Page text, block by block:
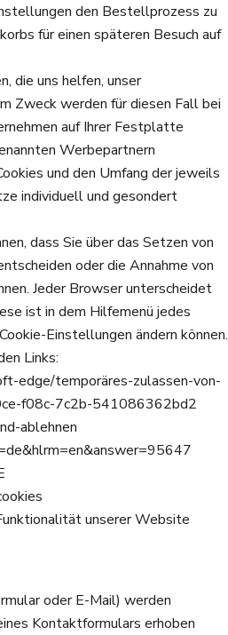
den Bestellprozess zu
für einen späteren Besuch auf
die uns helfen, unser
Zweck werden für diesen Fall bei
auf Ihrer Festplatte
Werbepartnern
und den Umfang der jeweils
individuell und gesondert
dass Sie über das Setzen von
oder die Annahme von
Jeder Browser unterscheidet
ist in dem Hilfemenü jedes
Einstellungen ändern können.
Links:
edge/temporäres-zulassen-von-
f08c-7c2b-541086362bd2
ablehnen
&hlrm=en&answer=95647
unserer Website
oder E-Mail) werden
Kontaktformulars erhoben